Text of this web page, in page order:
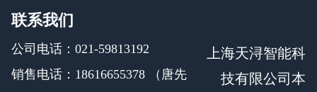
联系我们
公司电话：021-59813192
销售电话：18616655378 （唐先
上海天浔智能科
技有限公司本